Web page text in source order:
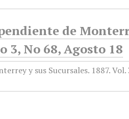
de
3, No 68, Agosto 18